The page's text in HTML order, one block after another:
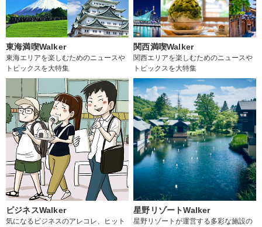
東海満喫Walker
東海エリアを楽しむためのニュースや
トピックスを大特集
関西満喫Walker
関西エリアを楽しむためのニュースや
トピックスを大特集
ビジネスWalker
気になるビジネスのアレコレ、ヒット
星野リゾートWalker
星野リゾートが運営する多彩な施設の